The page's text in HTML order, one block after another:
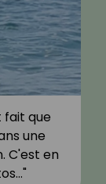
fait que
une
C'est en